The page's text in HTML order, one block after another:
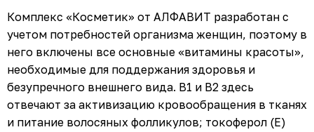
Комплекс «Косметик» от АЛФАВИТ разработан с
учетом потребностей организма женщин, поэтому в
него включены все основные «витамины красоты»,
необходимые для поддержания здоровья и
безупречного внешнего вида. В1 и В2 здесь
отвечают за активизацию кровообращения в тканях
и питание волосяных фолликулов; токоферол (Е)